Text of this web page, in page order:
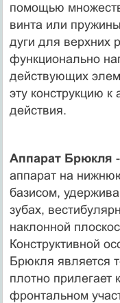
помощью
винта или
дуги для верхних
функционально
действующих
эту конструкцию к
действия.
Аппарат Брюкля
аппарат на
базисом,
зубах,
наклонной
Конструктивной
Брюкля является
плотно прилегает
фронтальном